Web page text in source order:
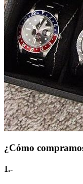
¿Cómo
1.-